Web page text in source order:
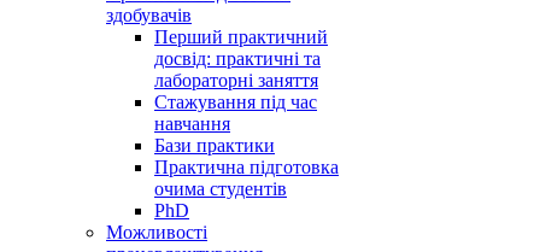
здобувачів
Перший практичний
досвід: практичні та
лабораторні заняття
Стажування під час
навчання
Бази практики
Практична підготовка
очима студентів
PhD
Можливості